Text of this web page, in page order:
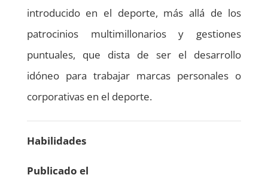
introducido en el deporte, más allá de los
patrocinios multimillonarios y gestiones
puntuales, que dista de ser el desarrollo
idóneo para trabajar marcas personales o
corporativas en el deporte.
Habilidades
Publicado el